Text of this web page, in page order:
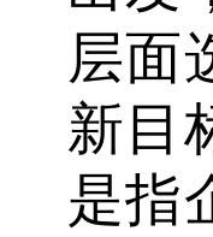
层面
新目
是指